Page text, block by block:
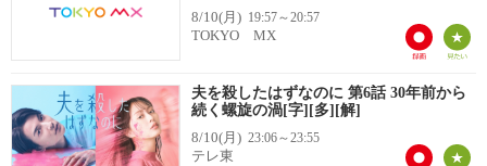
8/10(月) 19:57～20:57
TOKYO MX
夫を殺したはずなのに 第6話 30年前から
続く螺旋の渦[字][多][解]
8/10(月) 23:06～23:55
テレ東